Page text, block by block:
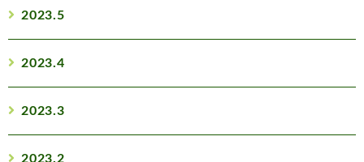
2023.5
2023.4
2023.3
2023.2